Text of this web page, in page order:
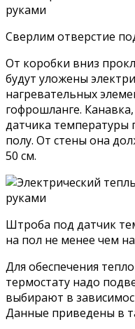
Сверлим отверстие
От коробки вниз
будут уложены
нагревательных
гофрошланге.
датчика температуры
полу. От стены она
50 см.
Штроба под датчик
на пол не менее чем
Для обеспечения
термостату надо
выбирают в
Данные приведены в